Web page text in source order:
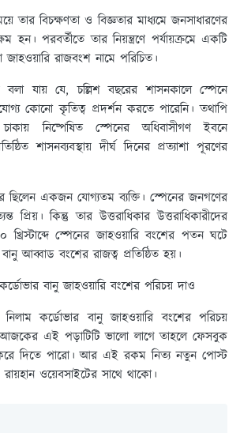
তার বিচক্ষণতা ও বিজ্ঞতার মাধ্যমে জনসাধারণের
পরবর্তীতে তার নিয়ন্ত্রণে পর্যায়ক্রমে একটি
রাজবংশ নামে পরিচিত।
বলা যায় যে, চল্লিশ বছরের শাসনকালে স্পেনে
কোনো কৃতিত্ব প্রদর্শন করতে পারেনি। তথাপি
চাকায় নিষ্পেষিত স্পেনের অধিবাসীগণ ইবনে
শাসনব্যবস্থায় দীর্ঘ দিনের প্রত্যাশা পূরণের
ছিলেন একজন যোগ্যতম ব্যক্তি। স্পেনের জনগণের
প্রিয়। কিন্তু তার উত্তরাধিকার উত্তরাধিকারীদের
স্পেনের জাহওয়ারি বংশের পতন ঘটে
আব্বাড বংশের রাজত্ব প্রতিষ্ঠিত হয়।
বানু জাহওয়ারি বংশের পরিচয় দাও
কর্ডোভার বানু জাহওয়ারি বংশের পরিচয়
এই পড়াটিটি ভালো লাগে তাহলে ফেসবুক
করে দিতে পারো। আর এই রকম নিত্য নতুন পোস্ট
ওয়েবসাইটের সাথে থাকো।